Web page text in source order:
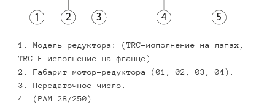
1. Модель редуктора: (TRC-исполнение на лапах,
TRC-F-исполнение на фланце).
2. Габарит мотор-редуктора (01, 02, 03, 04).
3. Передаточное число.
4. (PAM 28/250)